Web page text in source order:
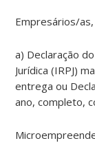
Empresários/
a) Declaração
Jurídica (IRPJ)
entrega ou
ano, completo,